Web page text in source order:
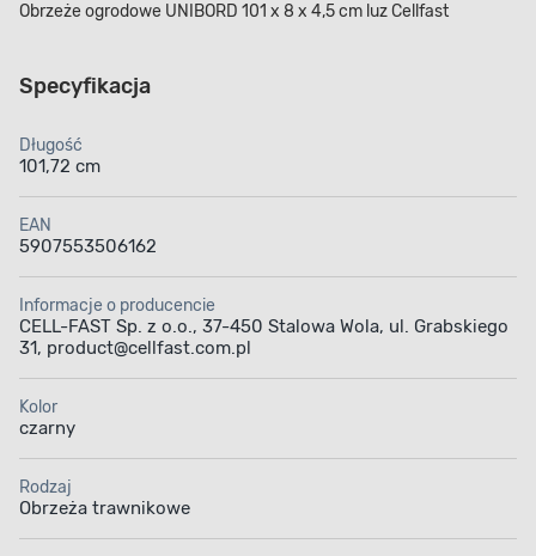
Obrzeże ogrodowe UNIBORD 101 x 8 x 4,5 cm luz Cellfast
Specyfikacja
Długość
101,72 cm
EAN
5907553506162
Informacje o producencie
CELL-FAST Sp. z o.o., 37-450 Stalowa Wola, ul. Grabskiego
31, product@cellfast.com.pl
Kolor
czarny
Rodzaj
Obrzeża trawnikowe